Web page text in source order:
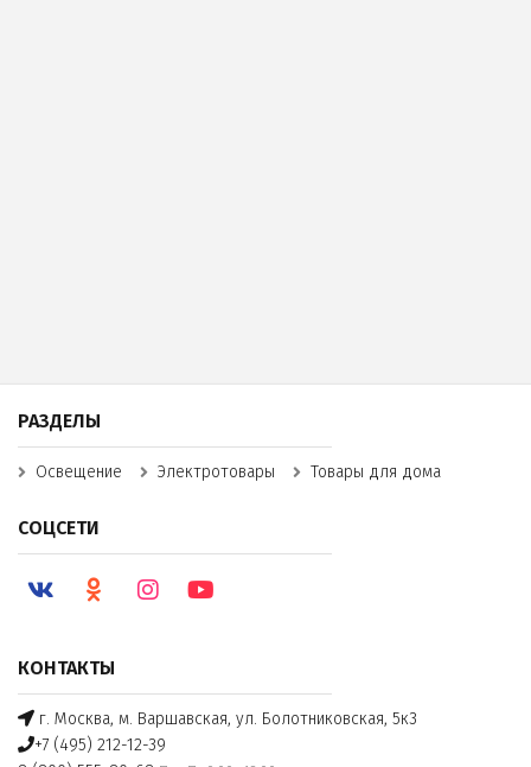
КОНТАКТЫ
г. Москва, м. Варшавская, ул. Болотниковская, 5к3
+7 (495) 212-12-39
РАЗДЕЛЫ
Освещение Электротовары Товары для дома
СОЦСЕТИ